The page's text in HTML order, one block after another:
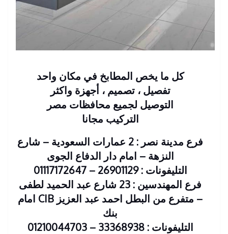
كل ما يخص المطابخ في مكان واحد
تفصيل ، تصميم ، أجهزة واكثر
التوصيل لجميع محافظات مصر
التركيب مجانا
فرع مدينة نصر : 2 عمارات السعودية – شارع
النزهة – امام دار الدفاع الجوى
التليفونات : 26901129 – 01117172647
فرع المهندسين : 23 شارع عبد الحميد لطفى
– متفرع من البطل احمد عبد العزيز CIB امام
بنك
التليفونات : 33368938 – 01210044703